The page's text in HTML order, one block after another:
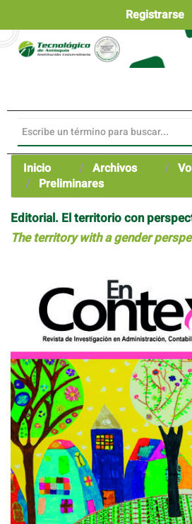
Contenido
principal
Registrarse
Inicio Archivos
Preliminares
Editorial. El territorio con
The territory with a gender
artículo